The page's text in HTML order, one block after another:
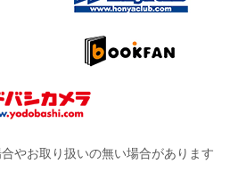
やお取り扱いの無い場合があります